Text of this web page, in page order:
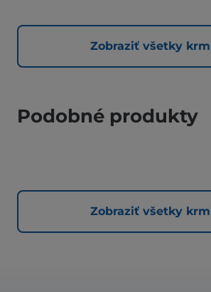
Zobraziť všetky
Podobné produkty
Zobraziť všetky